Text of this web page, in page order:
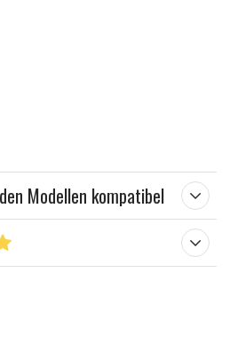
Modellen kompatibel